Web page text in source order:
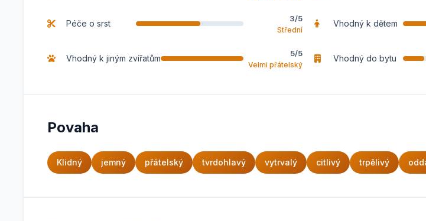
Péče o srst
3/5
Střední
Vhodný k dětem
Vhodný k jiným zvířatům
5/5
Velmi přátelský
Vhodný do bytu
Povaha
Klidný jemný přátelský tvrdohlavý vytrvalý citlivý trpělivý